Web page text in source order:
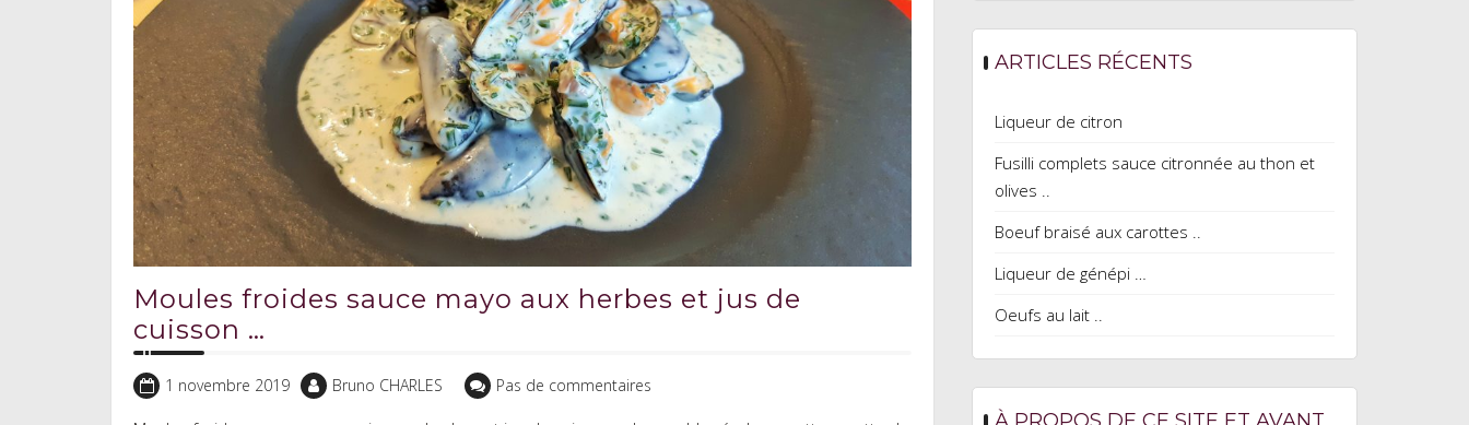
Moules froides sauce mayo aux herbes et jus de
cuisson …
1 novembre 2019 Bruno CHARLES Pas de commentaires
ARTICLES RÉCENTS
Liqueur de citron
Fusilli complets sauce citronnée au thon et
olives ..
Boeuf braisé aux carottes ..
Liqueur de génépi …
Oeufs au lait ..